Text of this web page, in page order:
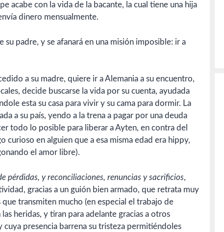
acabe con la vida de la bacante, la cual tiene una hija
dinero mensualmente.
padre, y se afanará en una misión imposible: ir a
a su madre, quiere ir a Alemania a su encuentro,
decide buscarse la vida por su cuenta, ayudada
esta su casa para vivir y su cama para dormir. La
a su país, yendo a la trena a pagar por una deuda
todo lo posible para liberar a Ayten, en contra del
curioso en alguien que a esa misma edad era hippy,
el amor libre).
pérdidas, y reconciliaciones, renuncias y sacrificios,
gracias a un guión bien armado, que retrata muy
transmiten mucho (en especial el trabajo de
heridas, y tiran para adelante gracias a otros
cuya presencia barrena su tristeza permitiéndoles